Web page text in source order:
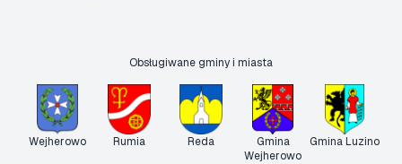
Obsługiwane gminy i miasta
Wejherowo Rumia Reda
Gmina
Wejherowo
Gmina Luzino